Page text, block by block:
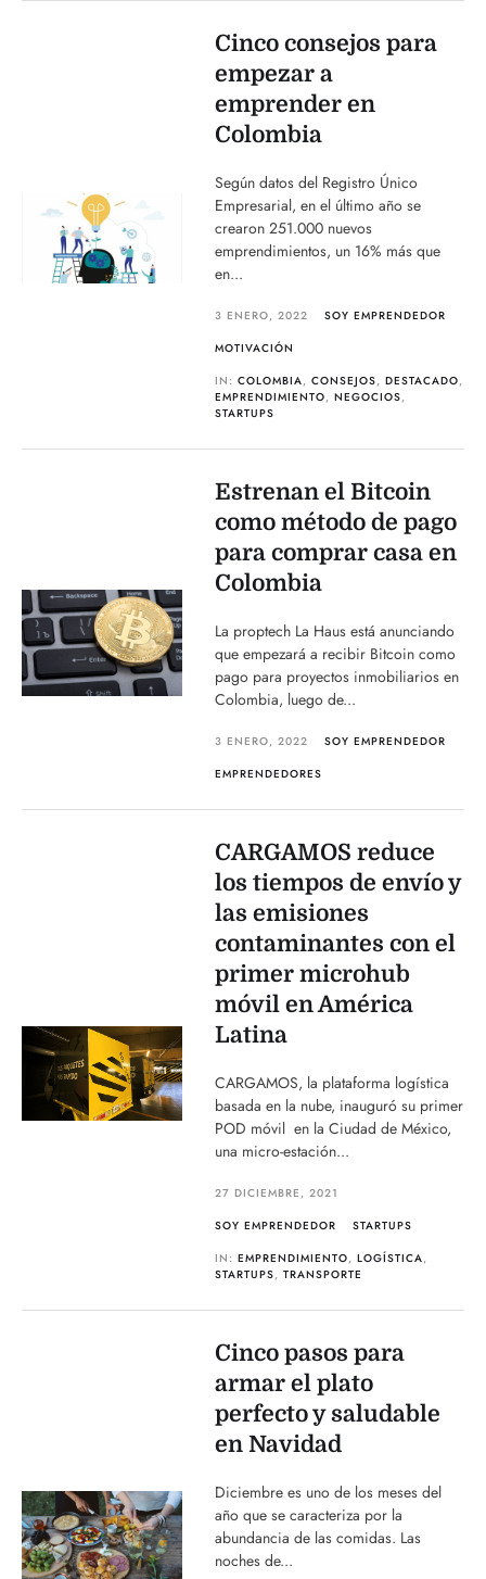
Cinco consejos para
empezar a
emprender en
Colombia
Según datos del Registro Único
Empresarial, en el último año se
crearon 251.000 nuevos
emprendimientos, un 16% más que
en...
3 ENERO, 2022
SOY EMPRENDEDOR
MOTIVACIÓN
IN:COLOMBIA,CONSEJOS,DESTACADO,
EMPRENDIMIENTO,NEGOCIOS,
STARTUPS
Estrenan el Bitcoin
como método de pago
para comprar casa en
Colombia
La proptech La Haus está anunciando
que empezará a recibir Bitcoin como
pago para proyectos inmobiliarios en
Colombia, luego de...
3 ENERO, 2022
SOY EMPRENDEDOR
EMPRENDEDORES
CARGAMOS reduce
los tiempos de envío y
las emisiones
contaminantes con el
primer microhub
móvil en América
Latina
CARGAMOS, la plataforma logística
basada en la nube, inauguró su primer
POD móvil en la Ciudad de México,
una micro-estación...
27 DICIEMBRE, 2021
SOY EMPRENDEDOR
STARTUPS
IN:EMPRENDIMIENTO,LOGÍSTICA,
STARTUPS,TRANSPORTE
Cinco pasos para
armar el plato
perfecto y saludable
en Navidad
Diciembre es uno de los meses del
año que se caracteriza por la
abundancia de las comidas. Las
noches de...